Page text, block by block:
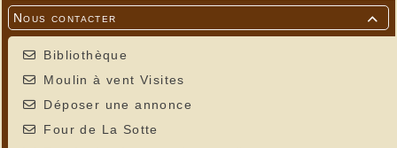

Nous contacter
Bibliothèque
Moulin à vent Visites
Déposer une annonce
Four de La Sotte